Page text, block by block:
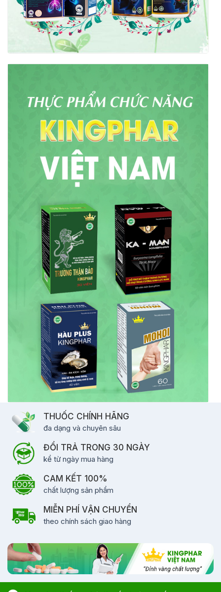
THUỐC CHÍNH HÃNG
đa dạng và chuyên sâu
ĐỔI TRẢ TRONG 30 NGÀY
kể từ ngày mua hàng
CAM KẾT 100%
chất lượng sản phẩm
MIỄN PHÍ VẬN CHUYỂN
theo chính sách giao hàng